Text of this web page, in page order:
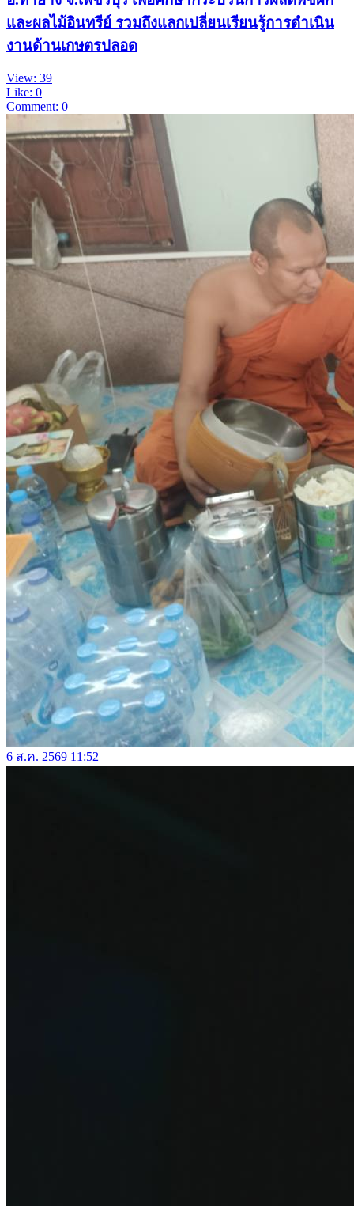
และผลไม้อินทรีย์ รวมถึงแลกเปลี่ยนเรียนรู้การดำเนิน
งานด้านเกษตรปลอด
View: 39
Like: 0
Comment: 0
6 ส.ค. 2569 11:52